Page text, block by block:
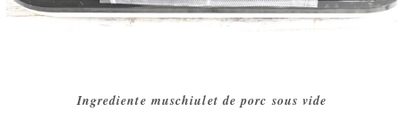
Ingrediente muschiulet de porc sous vide